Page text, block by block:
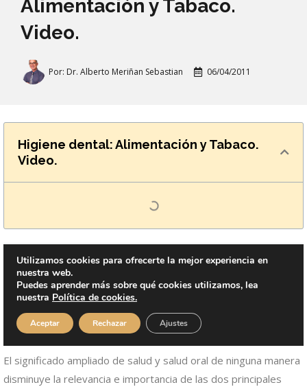
Alimentación y Tabaco.
Video.
Por: Dr. Alberto Meriñan Sebastian 06/04/2011
Higiene dental: Alimentación y Tabaco.
Video.
El significado ampliado de salud y salud oral de ninguna manera
disminuye la relevancia e importancia de las dos principales